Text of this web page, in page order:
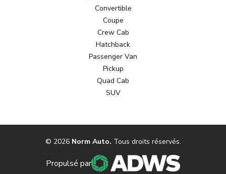
Convertible
Coupe
Crew Cab
Hatchback
Passenger Van
Pickup
Quad Cab
SUV
© 2026 Norm Auto. Tous droits réservés.
Propulsé par